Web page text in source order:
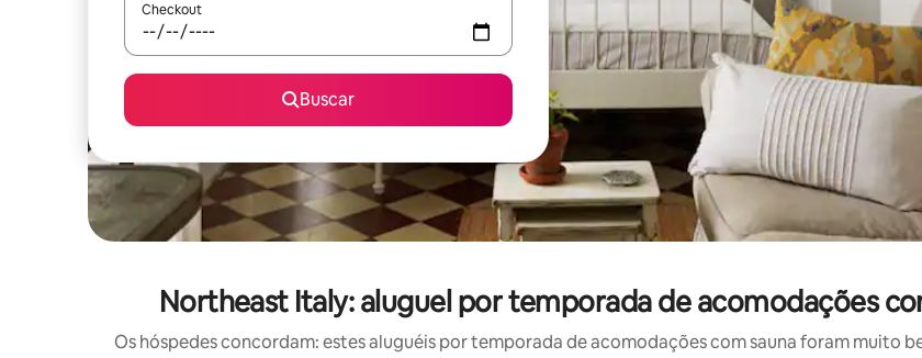
Checkout
Buscar
Northeast Italy: aluguel por temporada de acomodações
Os hóspedes concordam: estes aluguéis por temporada de acomodações com sauna foram muito